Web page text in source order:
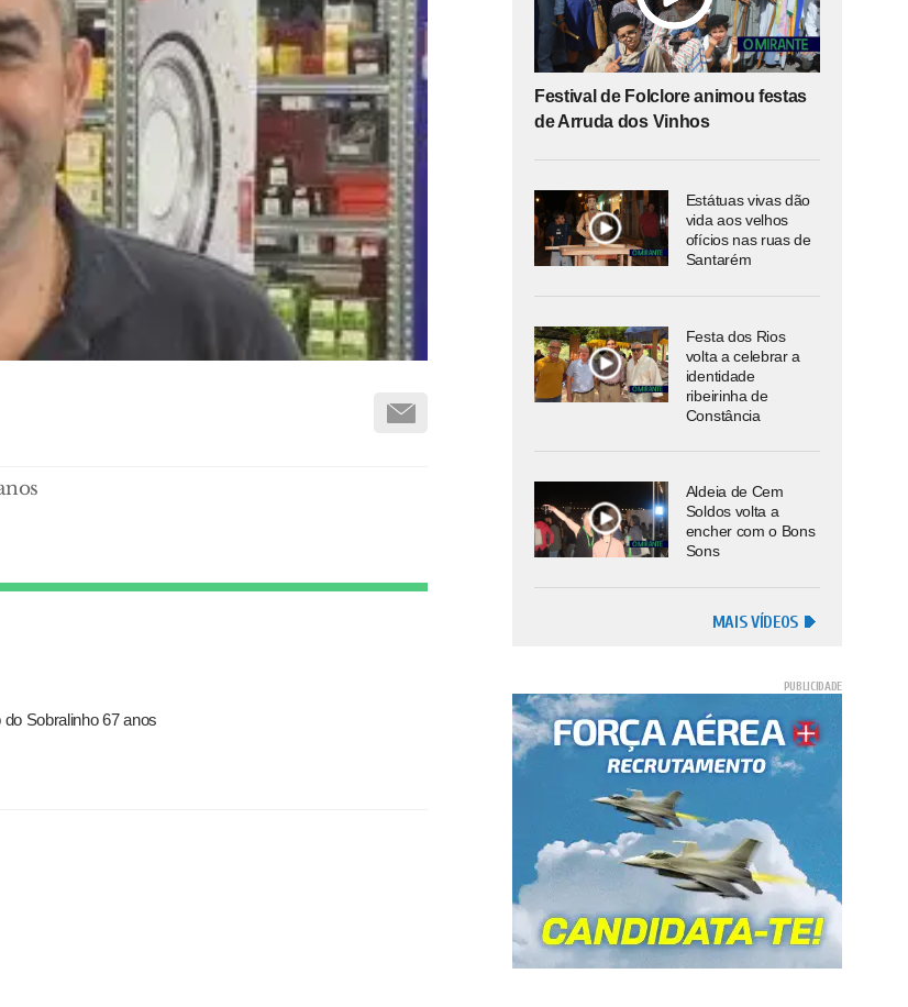
Sobralinho 67 anos
Festival de Folclore animou festas
de Arruda dos Vinhos
Estátuas vivas dão
vida aos velhos
ofícios nas ruas de
Santarém
Festa dos Rios
volta a celebrar a
identidade
ribeirinha de
Constância
Aldeia de Cem
Soldos volta a
encher com o Bons
Sons
MAIS VÍDEOS